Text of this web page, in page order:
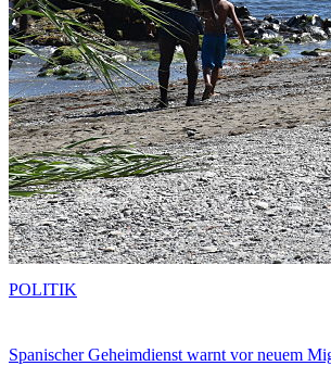
Spanischer Geheimdienst warnt vor neuem
POLITIK